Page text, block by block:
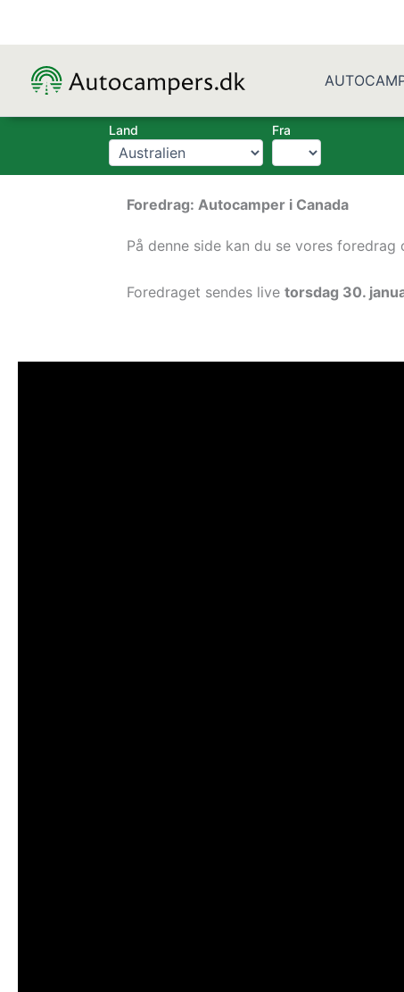
Land Fra
Foredrag: Autocamper i Canada
På denne side kan du se vores
Foredraget sendes live torsdag 30.